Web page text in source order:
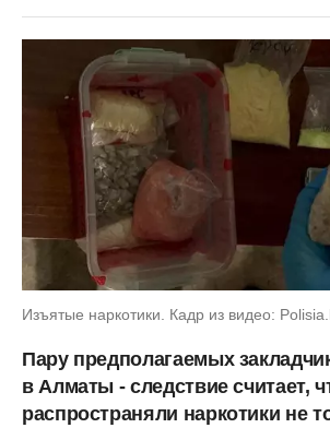
Изъятые наркотики. Кадр из видео:
Пару предполагаемых
в Алматы - следствие считает,
распространяли наркотики не